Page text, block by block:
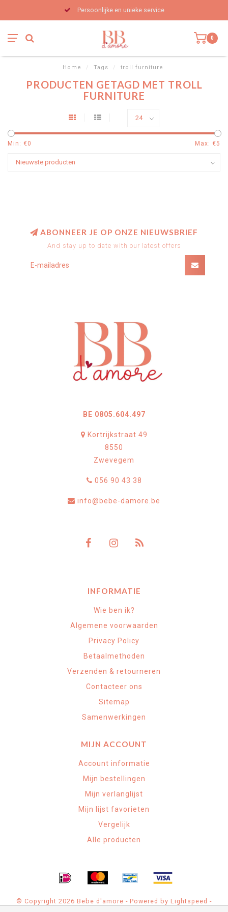
Persoonlijke en unieke service
0
Home / Tags / troll furniture
PRODUCTEN GETAGD MET TROLL
FURNITURE
Min: €0 Max: €5
ABONNEER JE OP ONZE NIEUWSBRIEF
And stay up to date with our latest offers
BE 0805.604.497
Kortrijkstraat 49
8550
Zwevegem
056 90 43 38
info@bebe-damore.be
INFORMATIE
Wie ben ik?
Algemene voorwaarden
Privacy Policy
Betaalmethoden
Verzenden & retourneren
Contacteer ons
Sitemap
Samenwerkingen
MIJN ACCOUNT
Account informatie
Mijn bestellingen
Mijn verlanglijst
Mijn lijst favorieten
Vergelijk
Alle producten
© Copyright 2026 Bebe d'amore - Powered by Lightspeed -